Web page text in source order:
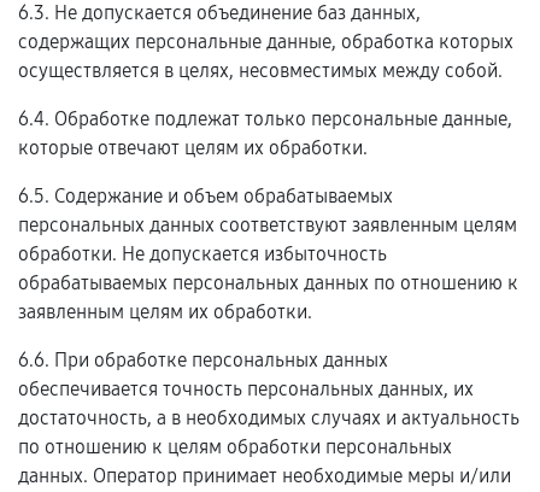
6.3. Не допускается объединение баз данных,
содержащих персональные данные, обработка которых
осуществляется в целях, несовместимых между собой.
6.4. Обработке подлежат только персональные данные,
которые отвечают целям их обработки.
6.5. Содержание и объем обрабатываемых
персональных данных соответствуют заявленным целям
обработки. Не допускается избыточность
обрабатываемых персональных данных по отношению к
заявленным целям их обработки.
6.6. При обработке персональных данных
обеспечивается точность персональных данных, их
достаточность, а в необходимых случаях и актуальность
по отношению к целям обработки персональных
данных. Оператор принимает необходимые меры и/или